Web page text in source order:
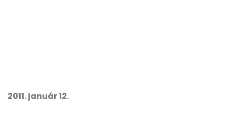
2011. január 12.